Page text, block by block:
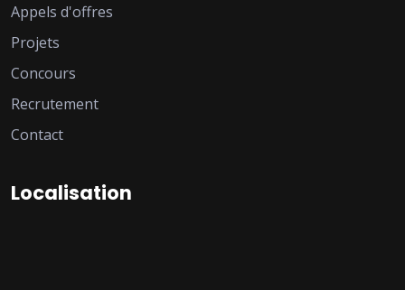
Appels d'offres
Projets
Concours
Recrutement
Contact
Localisation